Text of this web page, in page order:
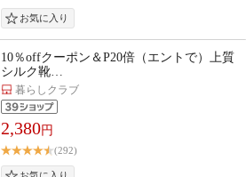
10％offクーポン＆P20倍（エントで）上質
シルク靴…
暮らしクラブ
2,380円
(292)